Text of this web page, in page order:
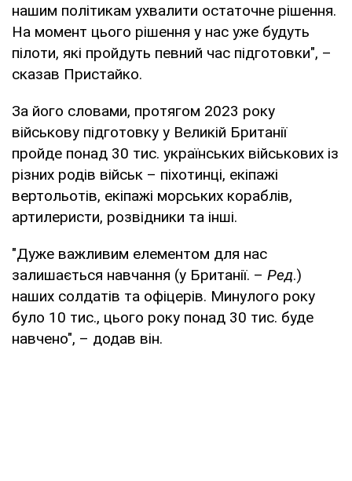
нашим політикам ухвалити остаточне рішення.
На момент цього рішення у нас уже будуть
пілоти, які пройдуть певний час підготовки", –
сказав Пристайко.
За його словами, протягом 2023 року
військову підготовку у Великій Британії
пройде понад 30 тис. українських військових із
різних родів військ – піхотинці, екіпажі
вертольотів, екіпажі морських кораблів,
артилеристи, розвідники та інші.
"Дуже важливим елементом для нас
залишається навчання (у Британії. – Ред.)
наших солдатів та офіцерів. Минулого року
було 10 тис., цього року понад 30 тис. буде
навчено", – додав він.